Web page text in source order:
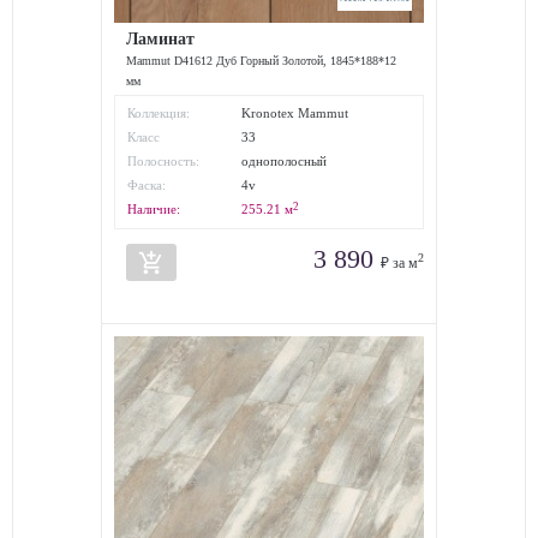
Ламинат
Mammut D41612 Дуб Горный Золотой, 1845*188*12
мм
Коллекция:
Kronotex Mammut
Класс
износостойкости:
33
Полосность:
однополосный
Фаска:
4v
Наличие:
255.21 м2
add_shopping_cart 3 890 ₽ за м2